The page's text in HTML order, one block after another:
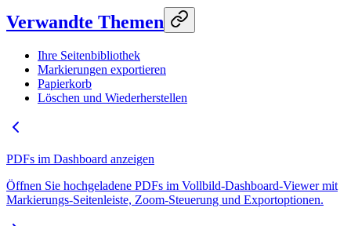
Verwandte Themen
Ihre Seitenbibliothek
Markierungen exportieren
Papierkorb
Löschen und Wiederherstellen
PDFs im Dashboard anzeigen
Öffnen Sie hochgeladene PDFs im Vollbild-Dashboard-Viewer mit
Markierungs-Seitenleiste, Zoom-Steuerung und Exportoptionen.